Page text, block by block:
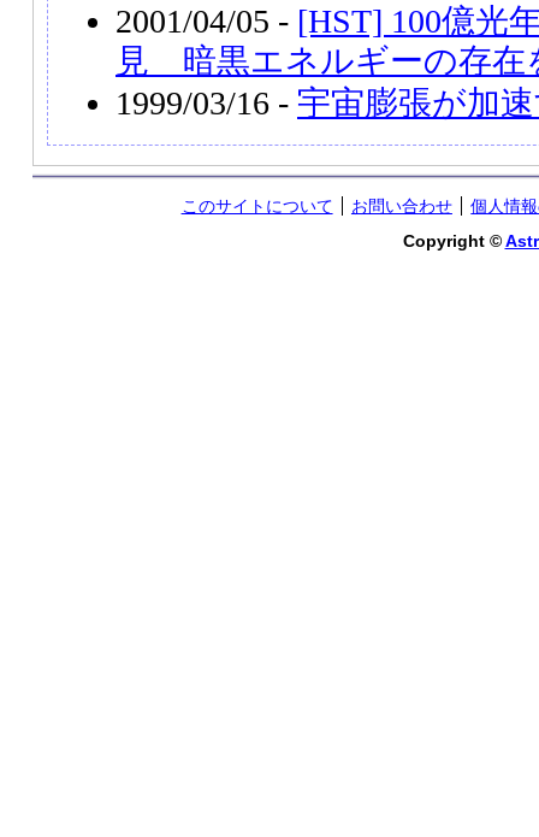
2001/04/05 - [HST] 100億光
見 暗黒エネルギーの存在
1999/03/16 - 宇宙膨張が加
このサイトについて お問い合わせ
個人情
Copyright ©